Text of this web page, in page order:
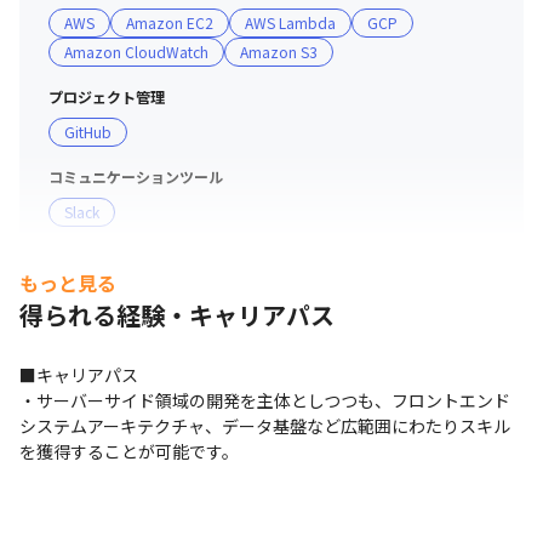
◇強く推奨するスペック
メモリ：16GB
フルHD
修理保証（Macの場合は、AppleCare）
AWS
Amazon EC2 AWS Lambda
GCP
Amazon CloudWatch
Amazon S3
プロジェクト管理
GitHub
コミュニケーションツール
Slack
現場で選択可能（Windows/Mac）
もっと見る
得られる経験・キャリアパス
■キャリアパス
・サーバーサイド領域の開発を主体としつつも、フロントエンド
システムアーキテクチャ、データ基盤など広範囲にわたりスキル
を獲得することが可能です。